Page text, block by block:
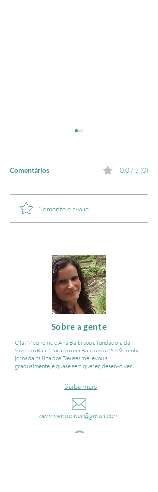
Como montar um roteiro
para Bali: guia definitivo
Comentários 0.0 / 5 (0)
Comente e avalie
Sobre a gente
Olá! Meu nome e Ana Balbi sou a fundadora da
Vivendo Bali. ​Morando em Bali desde 2019, minha
jornada na Ilha dos Deuses me levou a
gradualmente, e quase sem querer, desenvolver
Saiba mais
ola.vivendo.bali@gmail.com